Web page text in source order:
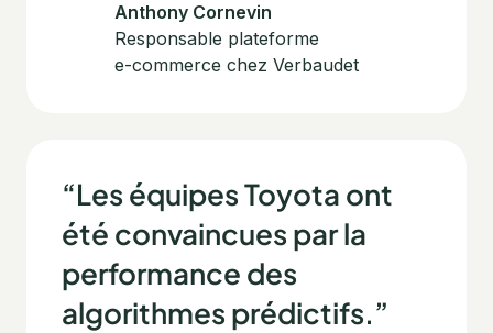
Anthony Cornevin
Responsable plateforme
e-commerce chez Verbaudet
“Les équipes Toyota ont
été convaincues par la
performance des
algorithmes prédictifs.”